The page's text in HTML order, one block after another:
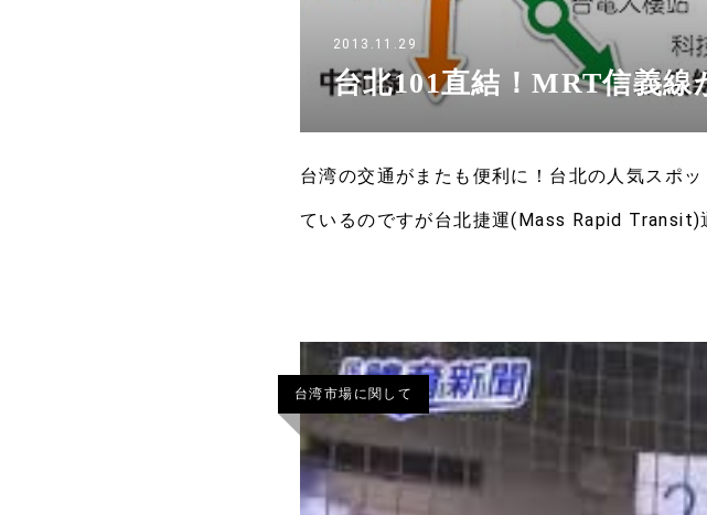
2013.11.29
台北101直結！MRT信義線
台湾の交通がまたも便利に！台北の人気スポ
ているのですが台北捷運(Mass Rapid Transit)
台湾市場に関して